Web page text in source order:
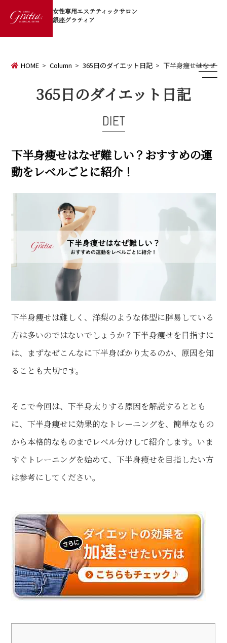
女性専用エステティックサロン
銀座グラティア
HOME Column 365日のダイエット日記 下半身痩せはなぜ難
365日のダイエット日記
DIET
下半身痩せはなぜ難しい？おすすめの運
動をレベルごとに紹介！
下半身痩せは難しく、洋梨のような体型に辟易している
方は多いのではないでしょうか？下半身痩せを目指すに
は、まずなぜこんなに下半身ばかり太るのか、原因を知
ることも大切です。
そこで今回は、下半身太りする原因を解説するととも
に、下半身痩せに効果的なトレーニングを、簡単なもの
から本格的なものまでレベル分けして紹介します。いま
すぐトレーニングを始めて、下半身痩せを目指したい方
は参考にしてください。